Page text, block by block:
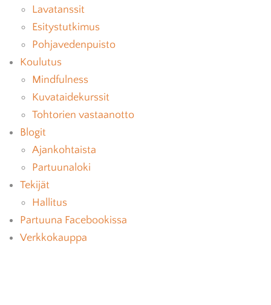
Lavatanssit
Esitystutkimus
Pohjavedenpuisto
Koulutus
Mindfulness
Kuvataidekurssit
Tohtorien vastaanotto
Blogit
Ajankohtaista
Partuunaloki
Tekijät
Hallitus
Partuuna Facebookissa
Verkkokauppa